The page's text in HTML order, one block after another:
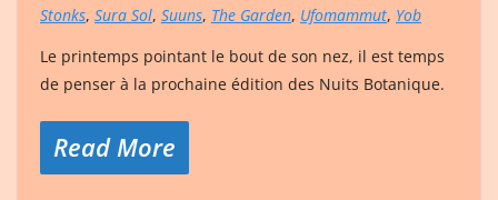
Stonks, Sura Sol, Suuns, The Garden, Ufomammut, Yob
Le printemps pointant le bout de son nez, il est temps
de penser à la prochaine édition des Nuits Botanique.
Read More